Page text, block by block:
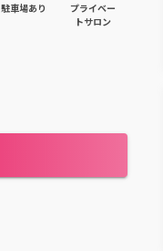
駐車場あり
プライベー
トサロン